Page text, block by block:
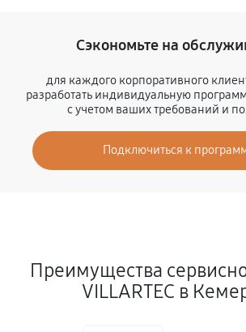
Сэкономьте на
для каждого корпоративного
разработать индивидуальную
с учетом ваших требований и
Подключиться к
Преимущества
VILLARTEC в